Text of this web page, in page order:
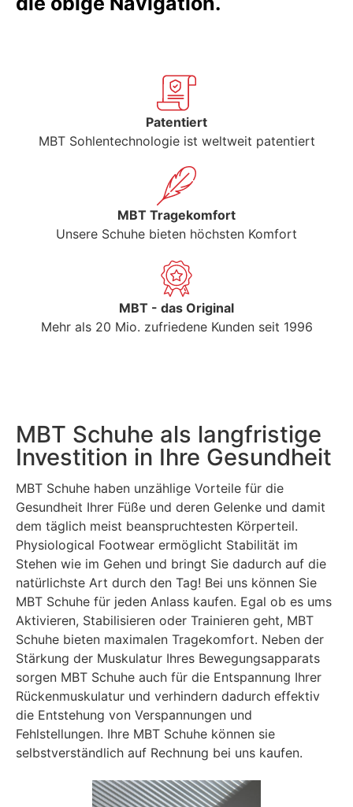
Patentiert
MBT Sohlentechnologie ist weltweit patentiert
MBT Tragekomfort
Unsere Schuhe bieten höchsten Komfort
MBT - das Original
Mehr als 20 Mio. zufriedene Kunden seit 1996
MBT Schuhe als langfristige
Investition in Ihre Gesundheit
MBT Schuhe haben unzählige Vorteile für die
Gesundheit Ihrer Füße und deren Gelenke und damit
dem täglich meist beanspruchtesten Körperteil.
Physiological Footwear ermöglicht Stabilität im
Stehen wie im Gehen und bringt Sie dadurch auf die
natürlichste Art durch den Tag! Bei uns können Sie
MBT Schuhe für jeden Anlass kaufen. Egal ob es ums
Aktivieren, Stabilisieren oder Trainieren geht, MBT
Schuhe bieten maximalen Tragekomfort. Neben der
Stärkung der Muskulatur Ihres Bewegungsapparats
sorgen MBT Schuhe auch für die Entspannung Ihrer
Rückenmuskulatur und verhindern dadurch effektiv
die Entstehung von Verspannungen und
Fehlstellungen. Ihre MBT Schuhe können sie
selbstverständlich auf Rechnung bei uns kaufen.